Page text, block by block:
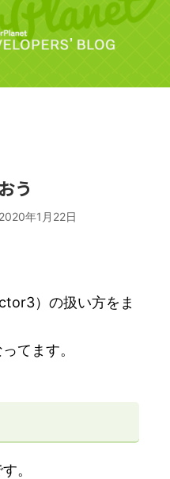
う
2020年1月22日
）の扱い方をま
てます。
。